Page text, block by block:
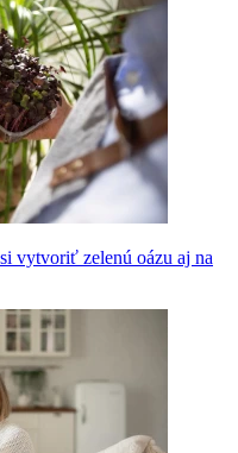
vytvoriť zelenú oázu aj na